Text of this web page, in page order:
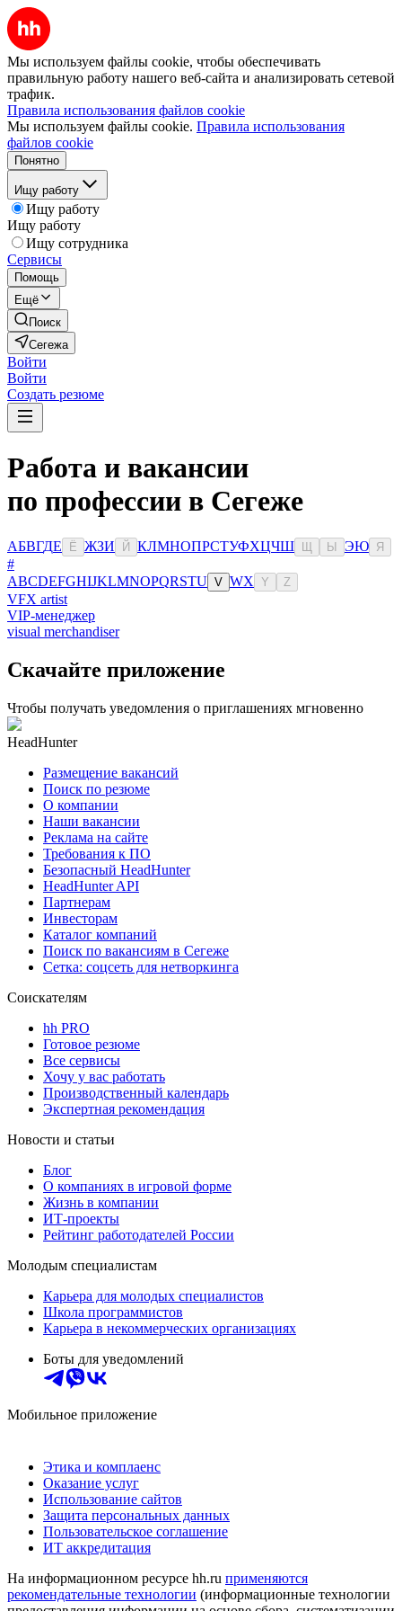
Мы используем файлы cookie, чтобы обеспечивать
правильную работу нашего веб-сайта и анализировать сетевой
трафик.
Правила использования файлов cookie
Мы используем файлы cookie. Правила использования
файлов cookie
Понятно
Ищу работу
Ищу работу
Ищу работу
Ищу сотрудника
Сервисы
Помощь
Ещё
Поиск
Сегежа
Войти
Войти
Создать резюме
Работа и вакансии
по профессии в Сегеже
АБВГДЕ Ё ЖЗИ Й КЛМНОПРСТУФХЦЧШ Ы ЭЮ Я
#
ABCDEFGHIJKLMNOPQRSTU V WX Y Z
VFX artist
VIP-менеджер
visual merchandiser
Скачайте приложение
Чтобы получать уведомления о приглашениях мгновенно
HeadHunter
Размещение вакансий
Поиск по резюме
О компании
Наши вакансии
Реклама на сайте
Требования к ПО
Безопасный HeadHunter
HeadHunter API
Партнерам
Инвесторам
Каталог компаний
Поиск по вакансиям в Сегеже
Сетка: соцсеть для нетворкинга
Соискателям
hh PRO
Готовое резюме
Все сервисы
Хочу у вас работать
Производственный календарь
Экспертная рекомендация
Новости и статьи
Блог
О компаниях в игровой форме
Жизнь в компании
ИТ-проекты
Рейтинг работодателей России
Молодым специалистам
Карьера для молодых специалистов
Школа программистов
Карьера в некоммерческих организациях
Боты для уведомлений
Мобильное приложение
Этика и комплаенс
Оказание услуг
Использование сайтов
Защита персональных данных
Пользовательское соглашение
ИТ аккредитация
На информационном ресурсе hh.ru применяются
рекомендательные технологии (информационные технологии